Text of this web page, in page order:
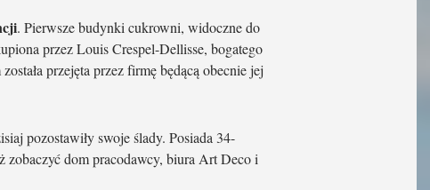
. Pierwsze budynki cukrowni, widoczne do
przez Louis Crespel-Dellisse, bogatego
przejęta przez firmę będącą obecnie jej
pozostawiły swoje ślady. Posiada 34-
dom pracodawcy, biura Art Deco i